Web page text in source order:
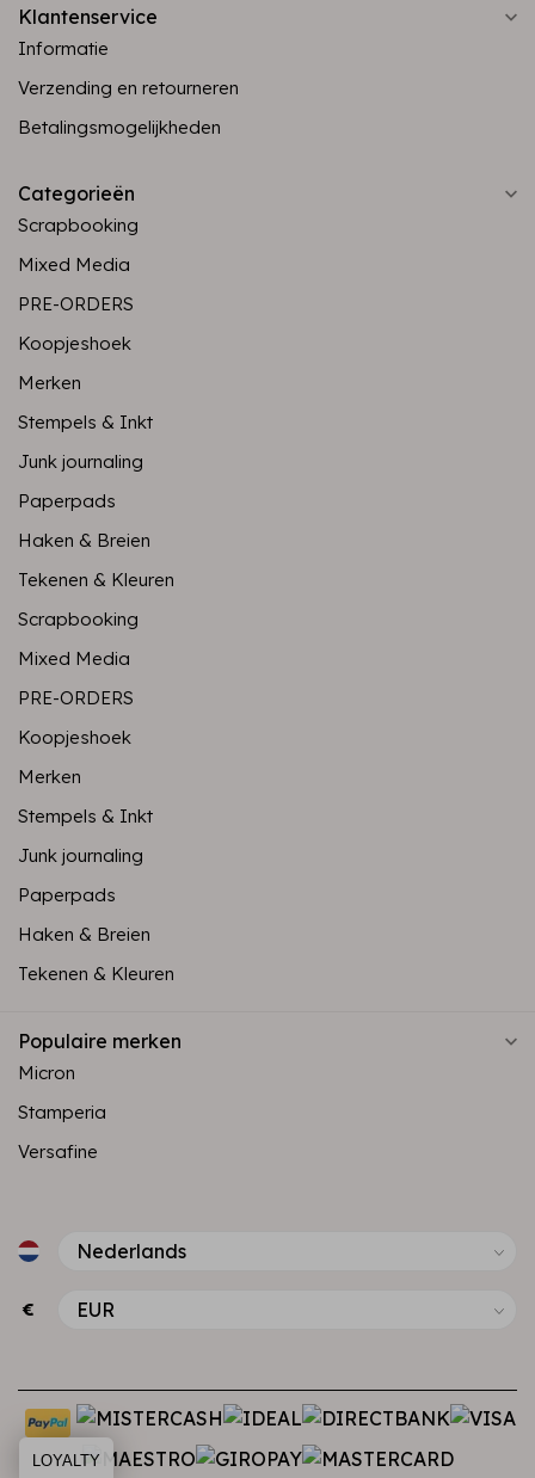
Klantenservice
Informatie
Verzending en retourneren
Betalingsmogelijkheden
Categorieën
Scrapbooking
Mixed Media
PRE-ORDERS
Koopjeshoek
Merken
Stempels & Inkt
Junk journaling
Paperpads
Haken & Breien
Tekenen & Kleuren
Scrapbooking
Mixed Media
PRE-ORDERS
Koopjeshoek
Merken
Stempels & Inkt
Junk journaling
Paperpads
Haken & Breien
Tekenen & Kleuren
Populaire merken
Micron
Stamperia
Versafine
€
LOYALTY